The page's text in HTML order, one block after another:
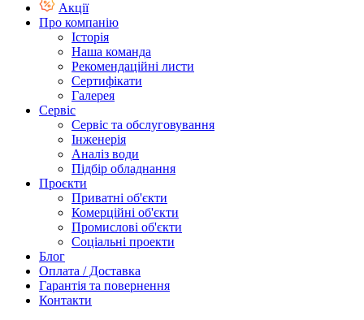
Акції
Про компанію
Історія
Наша команда
Рекомендаційні листи
Сертифікати
Галерея
Сервіс
Сервіс та обслуговування
Інженерія
Аналіз води
Підбір обладнання
Проєкти
Приватні об'єкти
Комерційні об'єкти
Промислові об'єкти
Соціальні проекти
Блог
Оплата / Доставка
Гарантія та повернення
Контакти